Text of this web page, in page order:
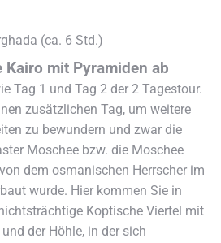
(ca. 6 Std.)
Kairo mit Pyramiden ab
Tag 1 und Tag 2 der 2 Tagestour.
zusätzlichen Tag, um weitere
zu bewundern und zwar die
Moschee bzw. die Moschee
dem osmanischen Herrscher im
wurde. Hier kommen Sie in
Koptische Viertel mit
der Höhle, in der sich